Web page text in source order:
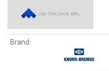
Brand: